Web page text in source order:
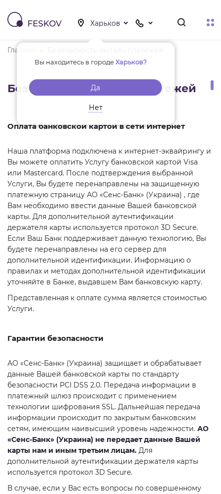
Вы находитесь в городеХарьков?
Да
Нет
Главная
Безопасность онлайн платежей
Оплата банковской картой в сети Интернет
Наша платформа подключена к интернет-эквайрингу и
Вы можете оплатить Услугу банковской картой Visa
или Mastercard. После подтверждения выбранной
Услуги, Вы будете перенаправлены на защищенную
платежную страницу АО «Сенс-Банк» (Украина) , где
Вам необходимо ввести данные Вашей банковской
карты. Для дополнительной аутентификации
держателя карты используется протокол 3D Secure.
Если Ваш Банк поддерживает данную технологию, Вы
будете перенаправлены на его сервер для
дополнительной идентификации. Информацию о
правилах и методах дополнительной идентификации
уточняйте в Банке, выдавшем Вам банковскую карту.
Представленная к оплате сумма является стоимостью
Услуги.
Гарантии безопасности
АО «Сенс-Банк» (Украина) защищает и обрабатывает
данные Вашей банковской карты по стандарту
безопасности PCI DSS 2.0. Передача информации в
платежный шлюз происходит с применением
технологии шифрования SSL. Дальнейшая передача
информации происходит по закрытым банковским
сетям, имеющим наивысший уровень надежности. АО
«Сенс-Банк» (Украина) не передает данные Вашей
карты нам и иным третьим лицам. Для
дополнительной аутентификации держателя карты
используется протокол 3D Secure.
В случае, если у Вас есть вопросы по совершенному